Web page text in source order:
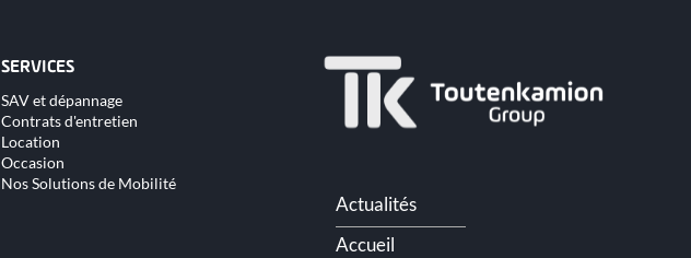
SERVICES
Aller
au
contenu
SAV et dépannage
Contrats d'entretien
Location
Occasion
Nos Solutions de Mobilité
Aller
au
contenu
Actualités
Accueil